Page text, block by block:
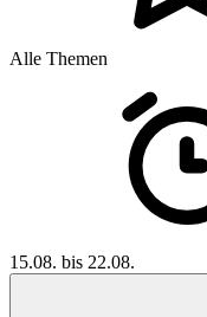
Alle Themen
15.08. bis 22.08.